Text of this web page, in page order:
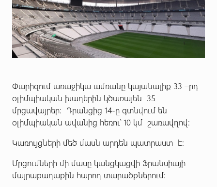
Փարիզում առաջիկա ամռանը կայանալիք 33 –րդ
օլիմպիական խաղերին կծառայեն 35
մրցավայրեր: Դրանցից 14-ը գտնվում են
օլիմպիական ավանից հեռու՝ 10 կմ շառավղով։
Կառույցների մեծ մասն արդեն պատրաստ է:
Մրցումների մի մասը կանցկացվի Ֆրանսիայի
մայրաքաղաքին հարող տարածքներում: